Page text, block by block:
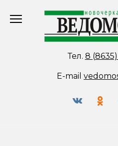
Тел. 8
E-mail